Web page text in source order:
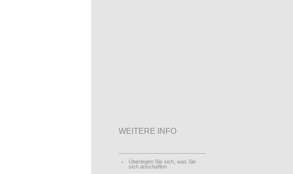
WEITERE INFO
Überlegen Sie sich, was Sie
sich anschaffen